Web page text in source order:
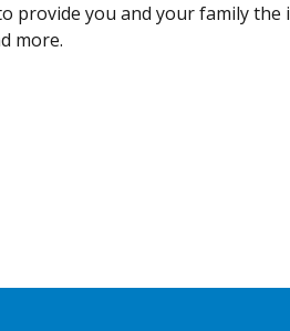
you and your family
more.